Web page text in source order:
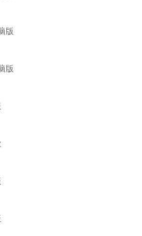
版
版